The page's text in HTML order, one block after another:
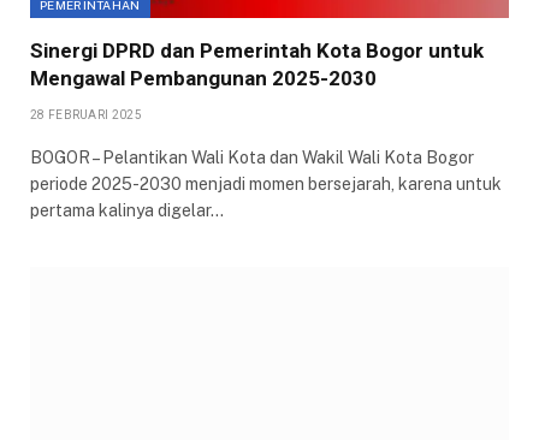
PEMERINTAHAN
Sinergi DPRD dan Pemerintah Kota Bogor untuk
Mengawal Pembangunan 2025-2030
28 FEBRUARI 2025
BOGOR – Pelantikan Wali Kota dan Wakil Wali Kota Bogor
periode 2025-2030 menjadi momen bersejarah, karena untuk
pertama kalinya digelar…